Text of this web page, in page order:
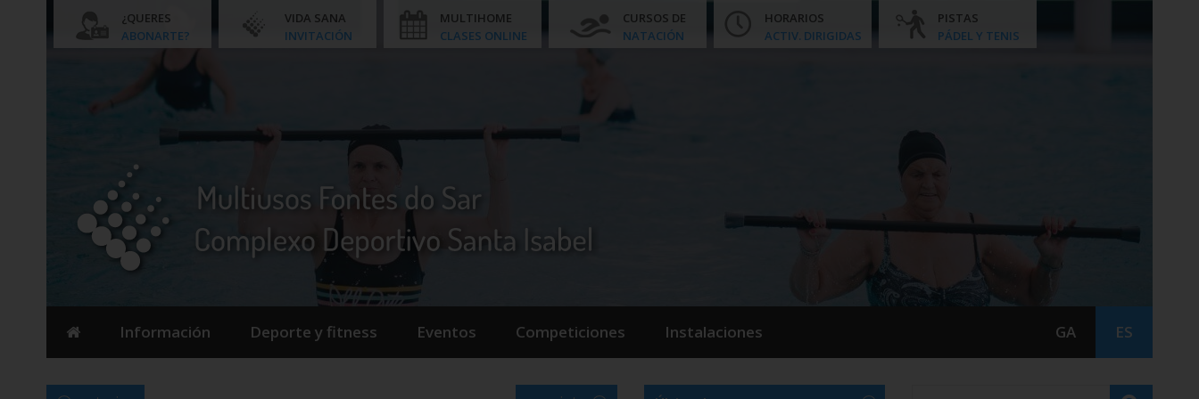
¿QUERES
ABONARTE?
VIDA SANA
INVITACIÓN
MULTIHOME
CLASES ONLINE
CURSOS DE
NATACIÓN
HORARIOS
ACTIV. DIRIGIDAS
PISTAS
PÁDEL Y TENIS
Información Deporte y fitness Eventos Competiciones Instalaciones GA ES